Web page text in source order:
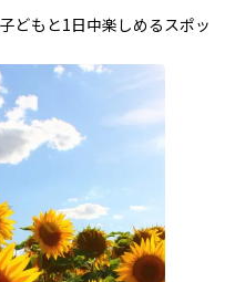
どもと1日中楽しめるスポッ